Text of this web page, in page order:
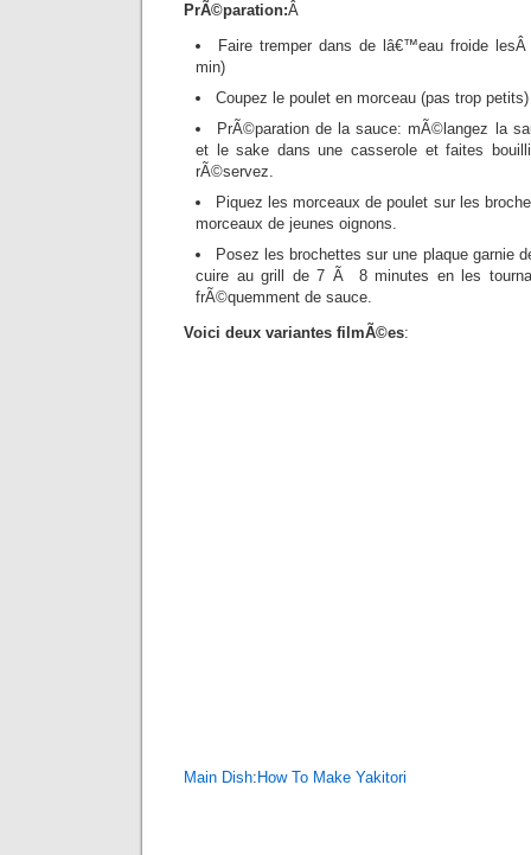
PrÃ©paration:Â
Faire tremper dans de lâ€™eau froide
min)
Coupez le poulet en morceau (pas trop petits)
PrÃ©paration de la sauce: mÃ©langez la
et le sake dans une casserole et faites
rÃ©servez.
Piquez les morceaux de poulet sur les
morceaux de jeunes oignons.
Posez les brochettes sur une plaque garnie
cuire au grill de 7 Ã 8 minutes en les
frÃ©quemment de sauce.
Voici deux variantes filmÃ©es:
Main Dish: How To Make Yakitori